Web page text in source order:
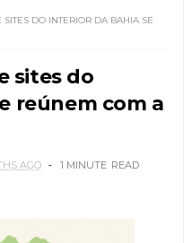
SITES DO INTERIOR DA BAHIA SE
sites do
reúnem com a
AGO 1 MINUTE READ